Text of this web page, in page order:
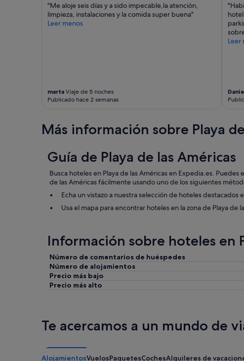
"Me aloje seis días y a sido impecable,la atención,
limpieza, instalaciones y la comida super buena"
Leer menos
marta Viaje de 5 noches
Publicado hace 2 semanas
Leer
Más información sobre Playa
Guía de Playa de las Américas
Busca hoteles en Playa de las Américas en Expedia.es. Puedes
de las Américas fácilmente usando uno de los siguientes
Echa un vistazo a nuestra selección de hoteles destacados
Usa el mapa para encontrar hoteles en la zona de Playa de
Información sobre hoteles en
Número de comentarios de huéspedes
Número de alojamientos
Precio más bajo
Precio más alto
Te acercamos a un mundo de
AlojamientosVuelosPaquetesCochesAlquileres de